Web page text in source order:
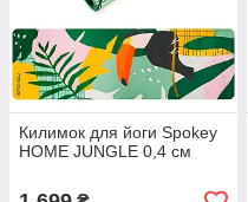
Килимок для йоги Spokey
HOME JUNGLE 0,4 см